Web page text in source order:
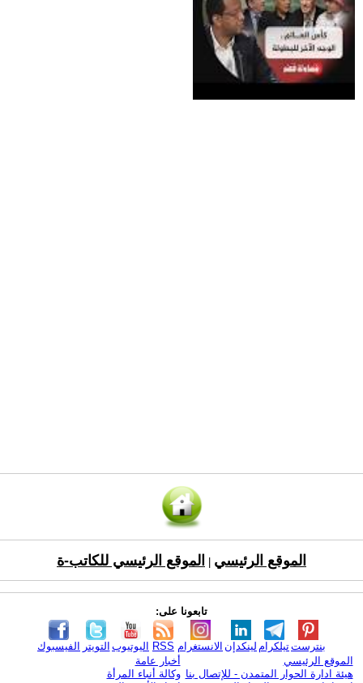
الموقع الرئيسي الموقع الرئيسي للكاتب-ة
تابعونا على:
الفيسبوك التويتر اليوتيوب RSS الانستغرام لينكدإن تيلكرامبنترست
الموقع الرئيسي
هيئة ادارة الحوار المتمدن - للإتصال بنا
أخبار عامة
وكالة أنباء المرأة